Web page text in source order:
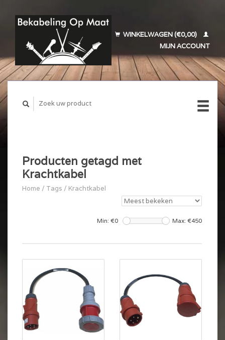
WINKELWAGEN (€0,00)
MIJN ACCOUNT
Producten getagd met
Krachtkabel
Home / Tags / Krachtkabel
Min: €0 Max: €450